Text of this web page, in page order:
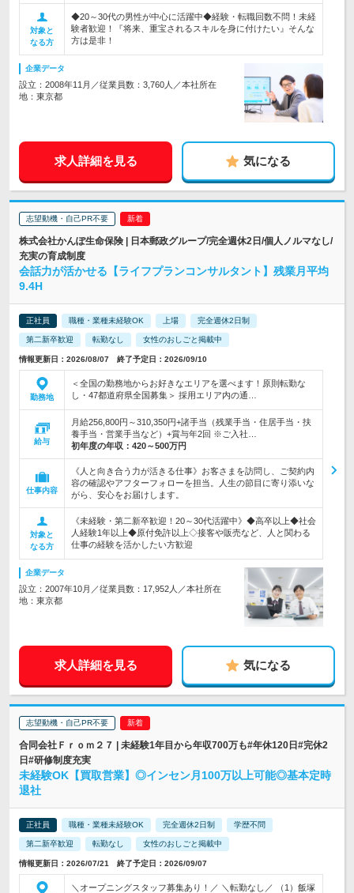
対象と
なる方
◆20～30代の男性が中心に活躍中◆経験・転職回数不問！未経
験者歓迎！『将来、重宝されるスキルを身に付けたい』そんな
方は是非！
企業データ
設立：2008年11月／従業員数：3,760人／本社所在
地：東京都
求人詳細を見る 気になる
志望動機・自己PR不要
株式会社かんぽ生命保険 | 日本郵政グループ/完全週休2日/個人ノルマなし/
充実の育成制度
会話力が活かせる【ライフプランコンサルタント】残業月平均
9.4H
正社員 職種・業種未経験OK 上場 完全週休2日制
第二新卒歓迎 転勤なし 女性のおしごと掲載中
情報更新日：2026/08/07 終了予定日：2026/09/10
勤務地
＜全国の勤務地からお好きなエリアを選べます！原則転勤な
し・47都道府県全国募集＞ 採用エリア内の通…
給与
月給256,800円～310,350円+諸手当（残業手当・住居手当・扶
養手当・営業手当など）+賞与年2回 ※ご入社…
初年度の年収： 420～500万円
仕事内容
《人と向き合う力が活きる仕事》お客さまを訪問し、ご契約内
容の確認やアフターフォローを担当。人生の節目に寄り添いな
がら、安心をお届けします。
対象と
なる方
《未経験・第二新卒歓迎！20～30代活躍中》◆高卒以上◆社会
人経験1年以上◆原付免許以上◇接客や販売など、人と関わる
仕事の経験を活かしたい方歓迎
企業データ
設立：2007年10月／従業員数：17,952人／本社所在
地：東京都
求人詳細を見る 気になる
志望動機・自己PR不要
合同会社Ｆｒｏｍ２７ | 未経験1年目から年収700万も#年休120日#完休2
日#研修制度充実
未経験OK【買取営業】◎インセン月100万以上可能◎基本定時
退社
正社員 職種・業種未経験OK 完全週休2日制 学歴不問
第二新卒歓迎 転勤なし 女性のおしごと掲載中
情報更新日：2026/07/21 終了予定日：2026/09/07
＼オープニングスタッフ募集あり！／ ＼転勤なし／ （1）飯塚